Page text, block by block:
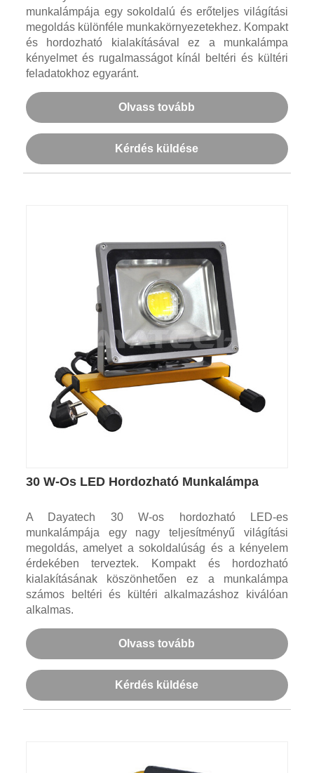
munkalámpája egy sokoldalú és erőteljes világítási
megoldás különféle munkakörnyezetekhez. Kompakt
és hordozható kialakításával ez a munkalámpa
kényelmet és rugalmasságot kínál beltéri és kültéri
feladatokhoz egyaránt.
Olvass tovább
Kérdés küldése
30 W-Os LED Hordozható Munkalámpa
A Dayatech 30 W-os hordozható LED-es
munkalámpája egy nagy teljesítményű világítási
megoldás, amelyet a sokoldalúság és a kényelem
érdekében terveztek. Kompakt és hordozható
kialakításának köszönhetően ez a munkalámpa
számos beltéri és kültéri alkalmazáshoz kiválóan
alkalmas.
Olvass tovább
Kérdés küldése